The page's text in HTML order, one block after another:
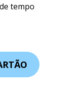
tempo